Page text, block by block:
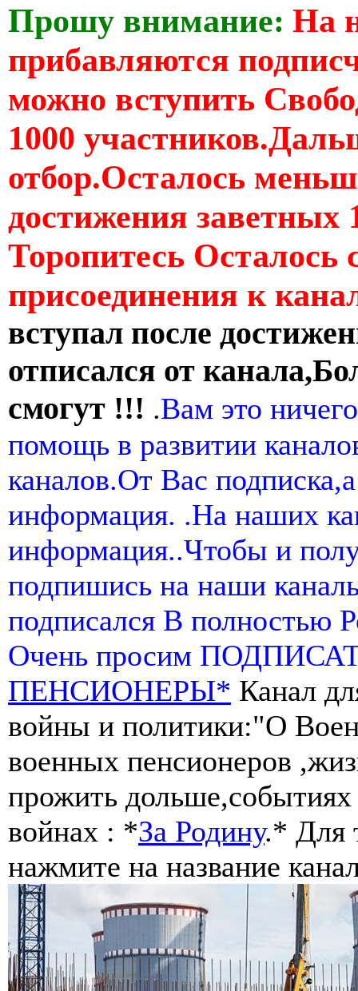
Прошу внимание: На
прибавляются
можно вступить
1000
отбор.Осталось
достижения заветных
Торопитесь Осталось
присоединения к
вступал после
отписался от
смогут !!! .Вам это
помощь в развитии
каналов.От Вас
информация. .На наших
информация..Чтобы и
подпишись на наши
подписался В полностью
Очень просим
ПЕНСИОНЕРЫ* Канал
войны и политики:"О
военных пенсионеров
прожить
войнах : *За Родину.* Для
нажмите на название